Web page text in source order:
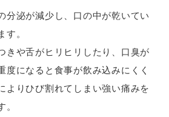
分泌が減少し、口の中が乾いてい
す。
きや舌がヒリヒリしたり、口臭が
度になると食事が飲み込みにくく
よりひび割れてしまい強い痛みを
。